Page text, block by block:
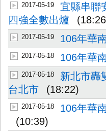
2017-05-19
宜縣串
四強全數出爐
2017-05-19 106年華
2017-05-18 106年華
2017-05-18
新北市轟
台北市
(18:22)
2017-05-18
106年華
(10:39)